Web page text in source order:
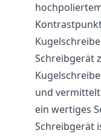
Schreibgerät
und
ein wertiges
Schreibgerät